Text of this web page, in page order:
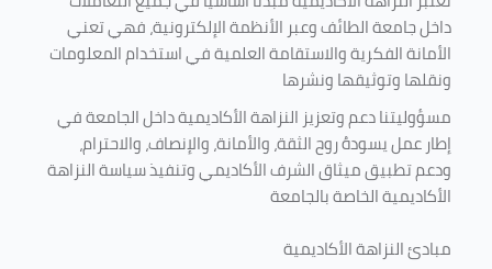
داخل جامعة الطائف وعبر الأنظمة الإلكترونية، فهي تعني
الأمانة الفكرية والاستقامة العلمية في استخدام المعلومات
ونقلها وتوثيقها ونشرها
مسؤوليتنا دعم وتعزيز النزاهة الأكاديمية داخل الجامعة في
إطار عمل يسودهُ روح الثقة، والأمانة، والإنصاف، والاحترام،
ودعم تطبيق ميثاق الشرف الأكاديمي وتنفيذ سياسة النزاهة
الأكاديمية الخاصة بالجامعة
مبادئ النزاهة الأكاديمية